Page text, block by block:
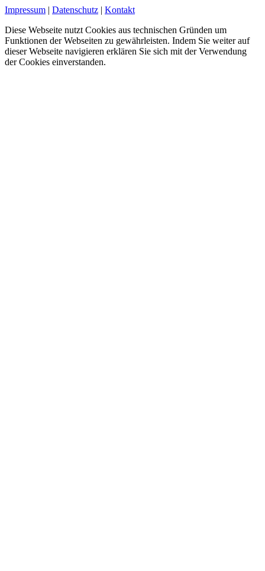
Impressum | Datenschutz | Kontakt
Diese Webseite nutzt Cookies aus technischen Gründen um
Funktionen der Webseiten zu gewährleisten. Indem Sie weiter auf
dieser Webseite navigieren erklären Sie sich mit der Verwendung
der Cookies einverstanden.